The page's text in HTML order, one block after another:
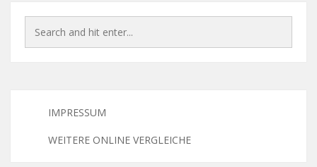
IMPRESSUM
WEITERE ONLINE VERGLEICHE